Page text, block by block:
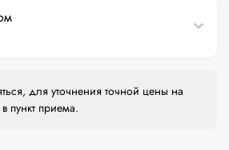
для уточнения точной цены на
пункт приема.